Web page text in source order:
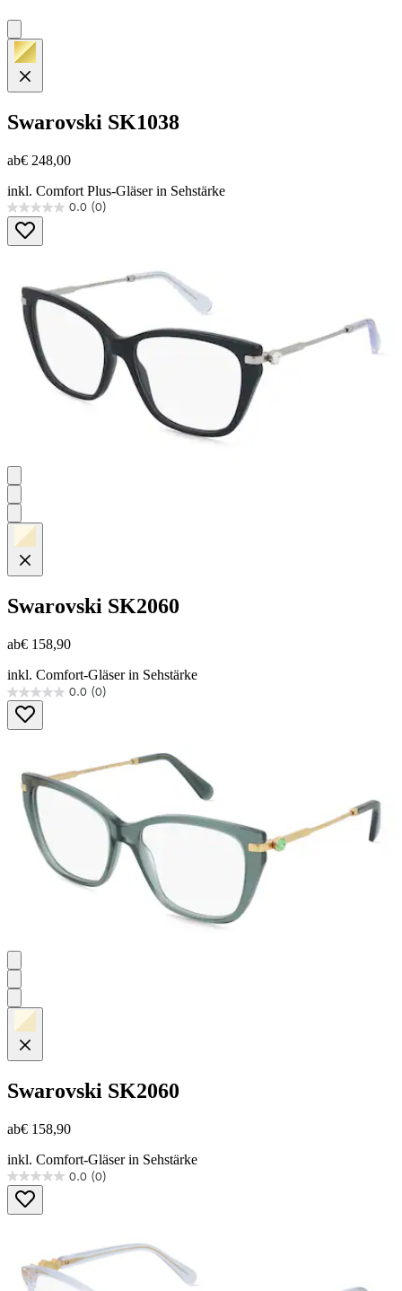
Swarovski SK1038
ab€ 248,00
inkl. Comfort Plus-Gläser in Sehstärke
0.0 (0)
0.0
von
5
Swarovski SK2060
ab€ 158,90
inkl. Comfort-Gläser in Sehstärke
0.0 (0)
0.0
von
5
Swarovski SK2060
ab€ 158,90
inkl. Comfort-Gläser in Sehstärke
0.0 (0)
0.0
von
5